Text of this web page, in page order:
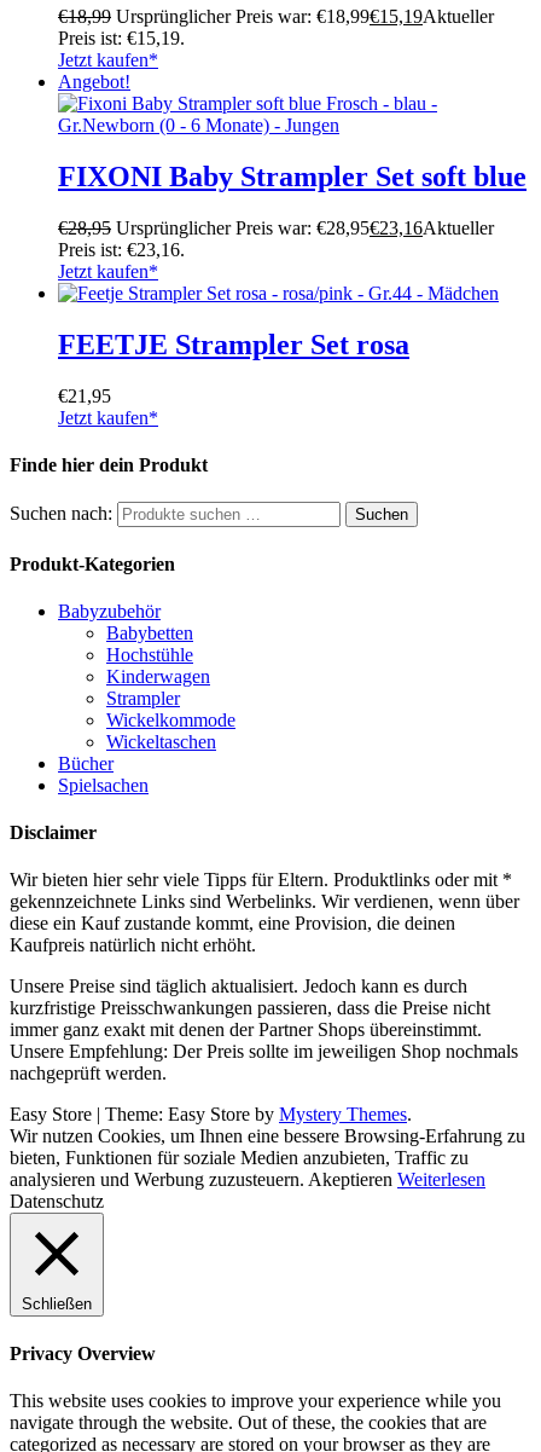
€18,99 Ursprünglicher Preis war: €18,99€15,19Aktueller
Preis ist: €15,19.
Jetzt kaufen*
Angebot!
FIXONI Baby Strampler Set soft blue
€28,95 Ursprünglicher Preis war: €28,95€23,16Aktueller
Preis ist: €23,16.
Jetzt kaufen*
FEETJE Strampler Set rosa
€21,95
Jetzt kaufen*
Finde hier dein Produkt
Suchen nach: Suchen
Produkt-Kategorien
Babyzubehör
Babybetten
Hochstühle
Kinderwagen
Strampler
Wickelkommode
Wickeltaschen
Bücher
Spielsachen
Disclaimer
Wir bieten hier sehr viele Tipps für Eltern. Produktlinks oder mit *
gekennzeichnete Links sind Werbelinks. Wir verdienen, wenn über
diese ein Kauf zustande kommt, eine Provision, die deinen
Kaufpreis natürlich nicht erhöht.
Unsere Preise sind täglich aktualisiert. Jedoch kann es durch
kurzfristige Preisschwankungen passieren, dass die Preise nicht
immer ganz exakt mit denen der Partner Shops übereinstimmt.
Unsere Empfehlung: Der Preis sollte im jeweiligen Shop nochmals
nachgeprüft werden.
Easy Store | Theme: Easy Store by Mystery Themes.
Wir nutzen Cookies, um Ihnen eine bessere Browsing-Erfahrung zu
bieten, Funktionen für soziale Medien anzubieten, Traffic zu
analysieren und Werbung zuzusteuern. Akeptieren Weiterlesen
Datenschutz
Schließen
Privacy Overview
This website uses cookies to improve your experience while you
navigate through the website. Out of these, the cookies that are
categorized as necessary are stored on your browser as they are